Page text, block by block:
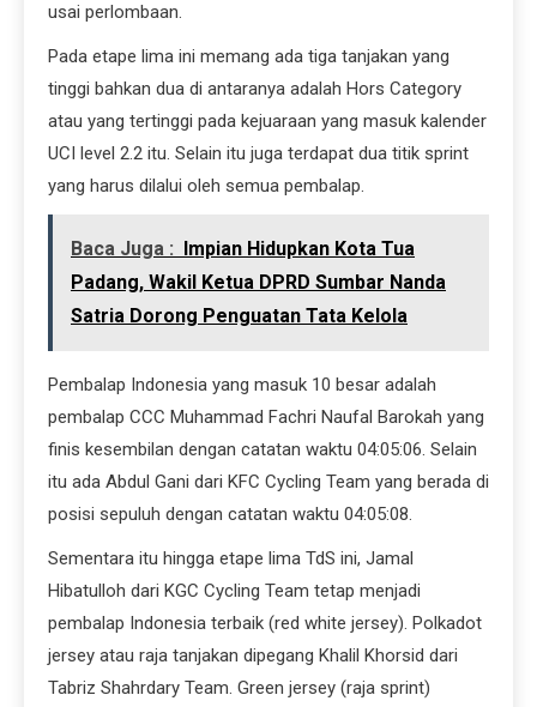
usai perlombaan.
Pada etape lima ini memang ada tiga tanjakan yang
tinggi bahkan dua di antaranya adalah Hors Category
atau yang tertinggi pada kejuaraan yang masuk kalender
UCI level 2.2 itu. Selain itu juga terdapat dua titik sprint
yang harus dilalui oleh semua pembalap.
Baca Juga : Impian Hidupkan Kota Tua
Padang, Wakil Ketua DPRD Sumbar Nanda
Satria Dorong Penguatan Tata Kelola
Pembalap Indonesia yang masuk 10 besar adalah
pembalap CCC Muhammad Fachri Naufal Barokah yang
finis kesembilan dengan catatan waktu 04:05:06. Selain
itu ada Abdul Gani dari KFC Cycling Team yang berada di
posisi sepuluh dengan catatan waktu 04:05:08.
Sementara itu hingga etape lima TdS ini, Jamal
Hibatulloh dari KGC Cycling Team tetap menjadi
pembalap Indonesia terbaik (red white jersey). Polkadot
jersey atau raja tanjakan dipegang Khalil Khorsid dari
Tabriz Shahrdary Team. Green jersey (raja sprint)